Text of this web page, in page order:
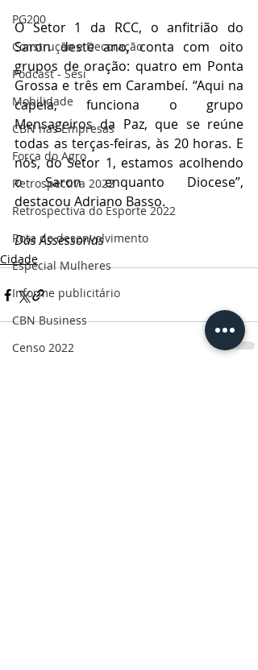
PG200
Construção e Decoração
Podcast - Sesi
Mobilidade
CBN nas Empresas
Força do Agro
Retrospectiva 2022
Retrospectiva do Esporte 2022
Rota do desenvolvimento
Especial Mulheres
Informe publicitário
CBN Business
Censo 2022
O Setor 1 da RCC, o anfitrião do
Saron deste ano, conta com oito
grupos de oração: quatro em Ponta
Grossa e três em Carambeí. “Aqui na
capela, funciona o grupo
Mensageiros da Paz, que se reúne
todas as terças-feiras, às 20 horas. E
nós, do Setor 1, estamos acolhendo
o Saron enquanto Diocese”,
destacou Adriano Basso.
Das Assessorias
Cidade